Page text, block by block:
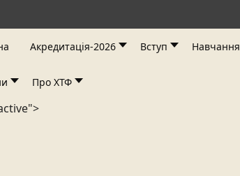
Акредитація-2026 Вступ Навчання
Про ХТФ